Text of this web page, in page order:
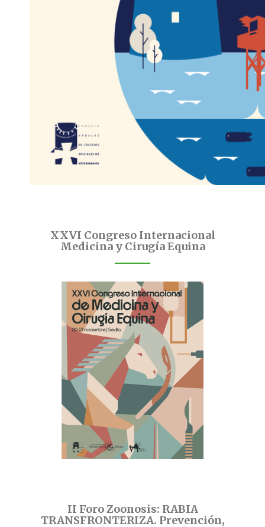
XXVI Congreso Internacional
Medicina y Cirugía Equina
II Foro Zoonosis: RABIA
TRANSFRONTERIZA. Prevención,